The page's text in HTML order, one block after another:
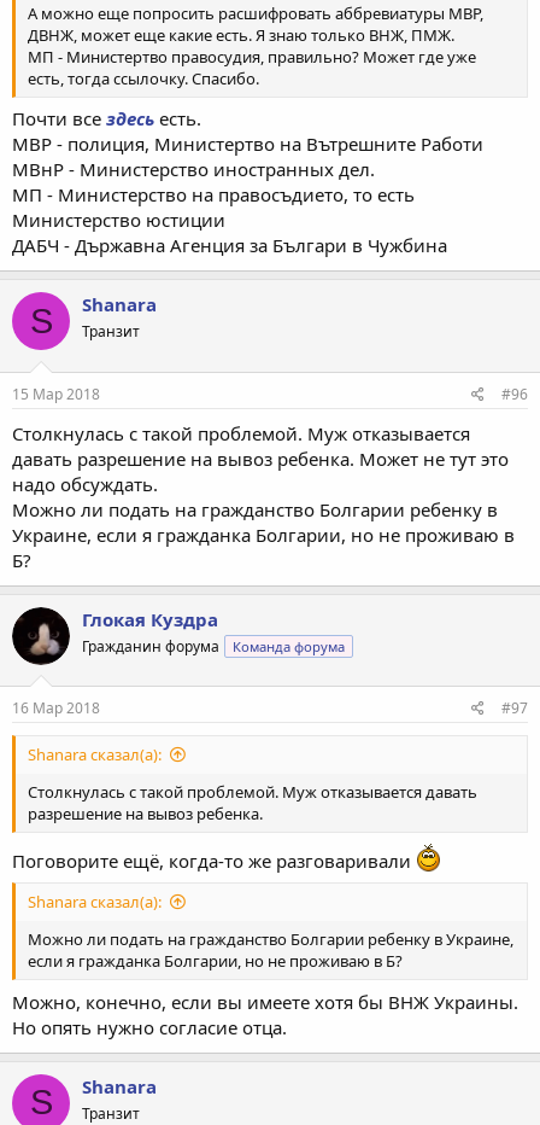
А можно еще попросить расшифровать аббревиатуры МВР,
ДВНЖ, может еще какие есть. Я знаю только ВНЖ, ПМЖ.
МП - Министертво правосудия, правильно? Может где уже
есть, тогда ссылочку. Спасибо.
Почти все здесь есть.
МВР - полиция, Министертво на Вътрешните Работи
МВнР - Министерство иностранных дел.
МП - Министерство на правосъдието, то есть
Министерство юстиции
ДАБЧ - Държавна Агенция за Българи в Чужбина
S Shanara
Транзит
15 Мар 2018 #96
Столкнулась с такой проблемой. Муж отказывается
давать разрешение на вывоз ребенка. Может не тут это
надо обсуждать.
Можно ли подать на гражданство Болгарии ребенку в
Украине, если я гражданка Болгарии, но не проживаю в
Б?
Глокая Куздра
Гражданин форума Команда форума
16 Мар 2018 #97
Shanara сказал(а):
Столкнулась с такой проблемой. Муж отказывается давать
разрешение на вывоз ребенка.
Поговорите ещё, когда-то же разговаривали
Shanara сказал(а):
Можно ли подать на гражданство Болгарии ребенку в Украине,
если я гражданка Болгарии, но не проживаю в Б?
Можно, конечно, если вы имеете хотя бы ВНЖ Украины.
Но опять нужно согласие отца.
S Shanara
Транзит